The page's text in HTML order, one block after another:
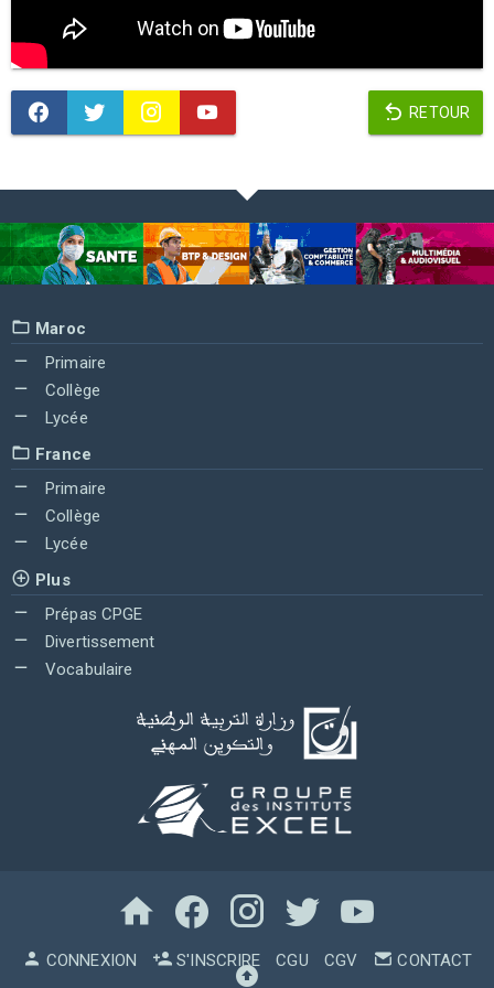
RETOUR
Maroc
Primaire
Collège
Lycée
France
Primaire
Collège
Lycée
Plus
Prépas CPGE
Divertissement
Vocabulaire
CONNEXION S'INSCRIRE CGU CGV CONTACT